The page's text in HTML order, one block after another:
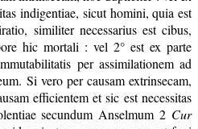
indigentiae, sicut homini, quia est
similiter necessarius est cibus,
hic mortali : vel 2° est ex parte
per assimilationem ad
Si vero per causam extrinsecam,
efficientem et sic est necessitas
secundum Anselmum 2 Cur